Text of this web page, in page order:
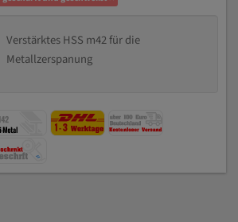
Verstärktes HSS m42 für die
Metallzerspanung